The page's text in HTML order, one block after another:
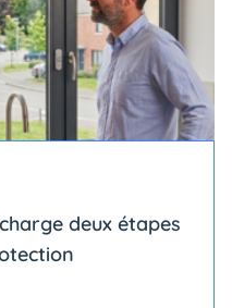
deux étapes